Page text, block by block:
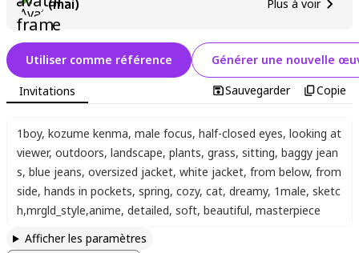
(mai) Plus à voir
Utiliser comme référence Générer une nouvelle
Invitations Sauvegarder Copie
1boy, kozume kenma, male focus, half-closed eyes, looking at
viewer, outdoors, landscape, plants, grass, sitting, baggy jean
s, blue jeans, oversized jacket, white jacket, from below, from
side, hands in pockets, spring, cozy, cat, dreamy, 1male, sketc
h,mrgld_style,anime, detailed, soft, beautiful, masterpiece
Afficher les paramètres